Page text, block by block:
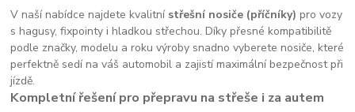
V naší nabídce najdete kvalitní střešní nosiče (příčníky) pro vozy
s hagusy, fixpointy i hladkou střechou. Díky přesné kompatibilitě
podle značky, modelu a roku výroby snadno vyberete nosiče, které
perfektně sedí na váš automobil a zajistí maximální bezpečnost při
jízdě.
Kompletní řešení pro přepravu na střeše i za autem